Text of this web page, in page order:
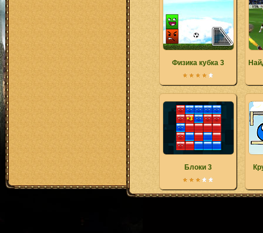
Физика кубка 3
Блоки 3